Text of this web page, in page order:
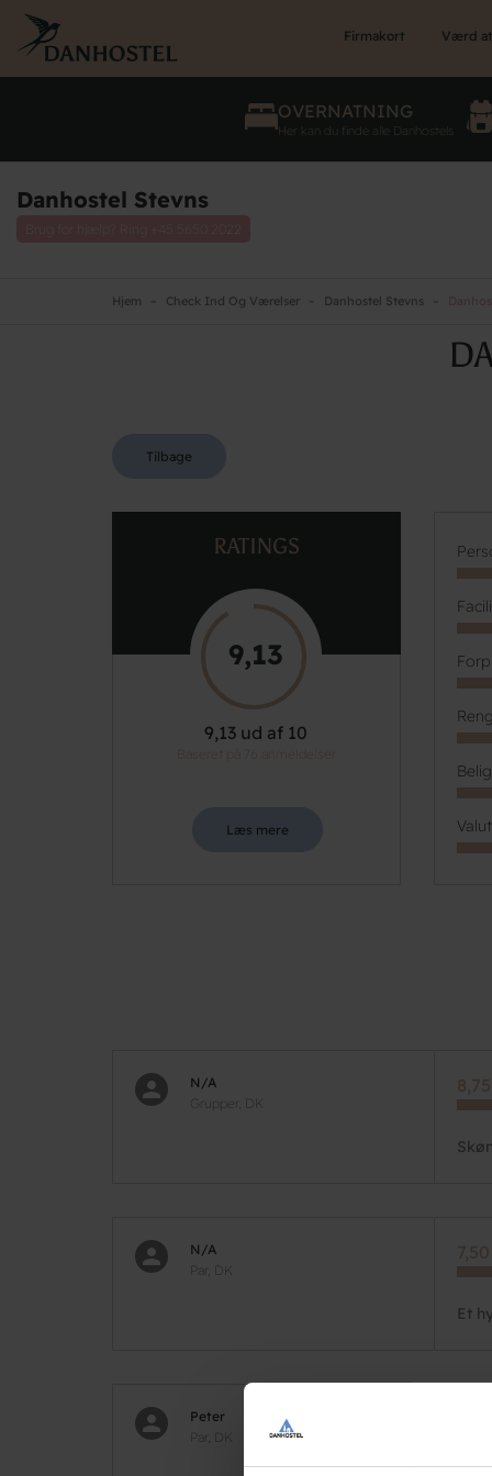
main
content
Firmakort Værd
OVERNATNING
Her kan du finde alle Danhostels
Danhostel Stevns
Hjem Check Ind Og Værelser Danhostel Stevns
Tilbage
RATINGS
9,13
9,13 ud af 10
Læs mere
N/A
Grupper, DK
N/A
Par, DK
Et
Peter
Par, DK